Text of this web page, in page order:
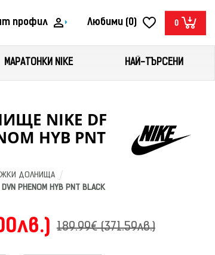
профил Любими (0) 0
МАРАТОНКИ NIKE НАЙ-ТЪРСЕНИ
NIKE DF
HYB PNT
ДОЛНИЩА
PHENOM HYB PNT BLACK
189.99€ (371.59лв.)